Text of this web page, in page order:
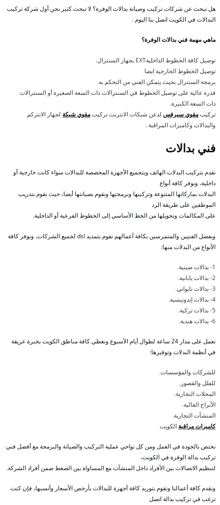
هل تبحث عن شركات تركيب وصيانة بدالات الوفرة؟ لا تبحث كثير نجن أول شركة تركيب
البدالات في الكويت اتصل بنا اليوم .
ماهي مهمة فني بدالات الوفرة؟
توصيل كافة الخطوط الداخليةEXT بجهاز السنترال.
توصيل الخطوط الخارجية ايضا
برمجة السنترال بحيث يتمكن الفني من التحكم به.
قدرة عالية على توصيل الخطوط في السنترالات ذات السعة الصغيرة أو السنترالات
ذات السعة الكبيرة.
تركيبمقوي سيرفس لدعن شبكات الانترنت تركيبمقوي شبكة لجهاز الانتركم
والبدالات وكاميرات المراقبة .
فني بدالات
نقدم بتركيب البدلات الهاتف وبتجميع الأجهزة المخصصة للبدالات سواء كانت خارجية أو
داخلية، ونوفر كافة أنواع
البدلات بماركاتها المتنوعة وتركيبها وبرمجتها ونقوم بصيانتها أيضا، حيث نقوم بتدريب
الموظفين على طريقة الرد
على المكالمات وتحويلها من الخط الأساسي إلى الخطوط الفرعية أو الداخلية.
وبفضل الفنيين والمتمرسين بكافة أعمالهم نقوم بتمديد dsl لجميع الشركات، ونوفر كافة
الأنواع من البدلات منها:
1- بدالات صينية.
2- بدالات يابانية.
3- بدالات تايواني.
4- بدالات إندونيسية.
5- بدالات تركية.
6- بدالات هندية.
نعمل على مدار 24 ساعة لطوال أيام الأسبوع ونغطي كافة مناطق الكويت بخبرة عريقة
في أنظمة البدلات وتوفيرها:
للشركات والمؤسسات.
للفلل والقصور.
المحلات التجارية.
الأبراج العالية.
المنشآت التجارية.
كاميرات مراقبة الكويت
نختص بالجودة في العمل ومن كل نواحي عملية التركيب والصيانة والبرمجة مع أفضل فني
تركيب بدالة الوفرة في الكويت،
لتنظيم الاتصالات بين الأفراد داخل المنشآت مع المساواة بين الضغط ضمن أفراد الشركة.
ونقدم كافة أعمالنا ونقوم بتوريد كافة أجهزة للبدالات بأرخص الأسعار وأنسبها، فإن كنت
ترغب في تركيب بدالة اتصل